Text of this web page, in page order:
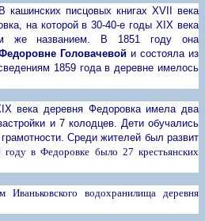
В кашинских писцовых книгахXVII
века
на которой в 30-40-е годыXIX века
же названием. В 1851 году она
Головачевой и состояла из
1859 года в деревне имелось
века деревня Федоровка имела два
и 7 колодцев. Дети обучались
Среди жителей был развит
в Федоровке было 27 крестьянских
Иваньковского водохранилища деревня